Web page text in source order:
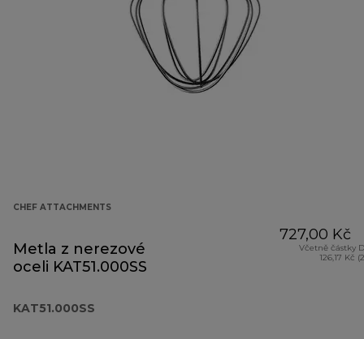
CHEF ATTACHMENTS
Metla z nerezové
oceli KAT51.000SS
KAT51.000SS
727,00 Kč
Včetně částky
126,17 Kč